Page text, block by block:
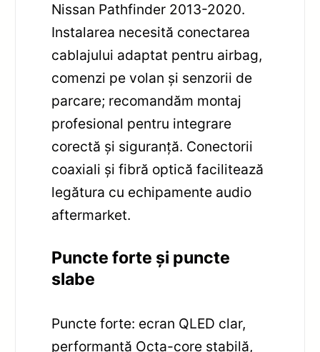
Nissan Pathfinder 2013-2020.
Instalarea necesită conectarea
cablajului adaptat pentru airbag,
comenzi pe volan și senzorii de
parcare; recomandăm montaj
profesional pentru integrare
corectă și siguranță. Conectorii
coaxiali și fibră optică facilitează
legătura cu echipamente audio
aftermarket.
Puncte forte și puncte
slabe
Puncte forte: ecran QLED clar,
performanță Octa-core stabilă,